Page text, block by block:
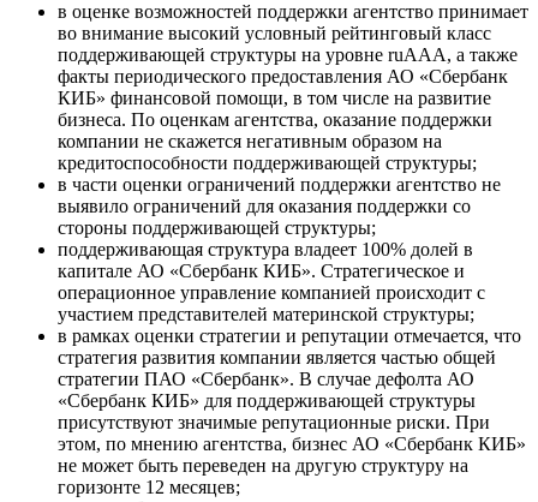
в оценке возможностей поддержки агентство принимает
во внимание высокий условный рейтинговый класс
поддерживающей структуры на уровне ruAAА, а также
факты периодического предоставления АО «Сбербанк
КИБ» финансовой помощи, в том числе на развитие
бизнеса. По оценкам агентства, оказание поддержки
компании не скажется негативным образом на
кредитоспособности поддерживающей структуры;
в части оценки ограничений поддержки агентство не
выявило ограничений для оказания поддержки со
стороны поддерживающей структуры;
поддерживающая структура владеет 100% долей в
капитале АО «Сбербанк КИБ». Стратегическое и
операционное управление компанией происходит с
участием представителей материнской структуры;
в рамках оценки стратегии и репутации отмечается, что
стратегия развития компании является частью общей
стратегии ПАО «Сбербанк». В случае дефолта АО
«Сбербанк КИБ» для поддерживающей структуры
присутствуют значимые репутационные риски. При
этом, по мнению агентства, бизнес АО «Сбербанк КИБ»
не может быть переведен на другую структуру на
горизонте 12 месяцев;